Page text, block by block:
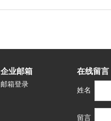
企业邮箱
邮箱登录
在线留言
姓名
留言